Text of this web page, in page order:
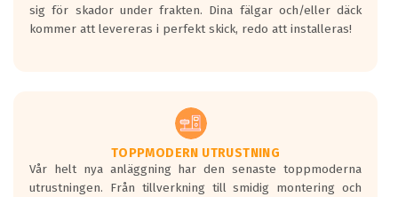
sig för skador under frakten. Dina fälgar och/eller däck
kommer att levereras i perfekt skick, redo att installeras!
TOPPMODERN UTRUSTNING
Vår helt nya anläggning har den senaste toppmoderna
utrustningen. Från tillverkning till smidig montering och